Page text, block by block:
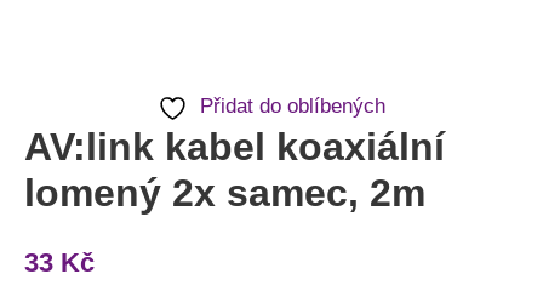
Přidat do oblíbených
AV:link kabel koaxiální
lomený 2x samec, 2m
33 Kč